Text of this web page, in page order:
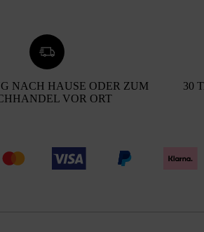
NACH HAUSE ODER ZUM
VOR ORT
30